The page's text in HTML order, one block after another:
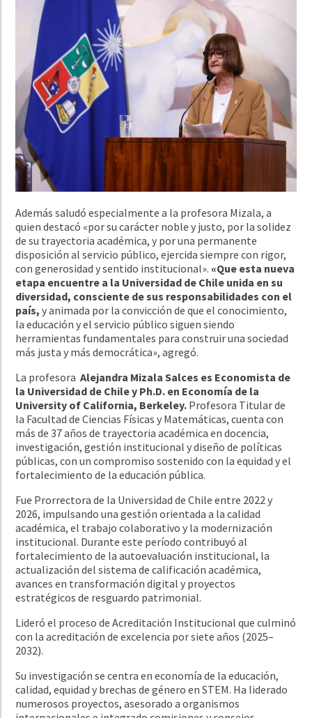
Además saludó especialmente a la profesora Mizala, a
quien destacó «por su carácter noble y justo, por la solidez
de su trayectoria académica, y por una permanente
disposición al servicio público, ejercida siempre con rigor,
con generosidad y sentido institucional». «Que esta nueva
etapa encuentre a la Universidad de Chile unida en su
diversidad, consciente de sus responsabilidades con el
país,y animada por la convicción de que el conocimiento,
la educación y el servicio público siguen siendo
herramientas fundamentales para construir una sociedad
más justa y más democrática», agregó.
La profesoraAlejandra Mizala Salces es Economista de
la Universidad de Chile y Ph.D. en Economía de la
University of California, Berkeley. Profesora Titular de
la Facultad de Ciencias Físicas y Matemáticas, cuenta con
más de 37 años de trayectoria académica en docencia,
investigación, gestión institucional y diseño de políticas
públicas, con un compromiso sostenido con la equidad y el
fortalecimiento de la educación pública.
Fue Prorrectora de la Universidad de Chile entre 2022 y
2026, impulsando una gestión orientada a la calidad
académica, el trabajo colaborativo y la modernización
institucional. Durante este período contribuyó al
fortalecimiento de la autoevaluación institucional, la
actualización del sistema de calificación académica,
avances en transformación digital y proyectos
estratégicos de resguardo patrimonial.
Lideró el proceso de Acreditación Institucional que culminó
con la acreditación de excelencia por siete años (2025–
2032).
Su investigación se centra en economía de la educación,
calidad, equidad y brechas de género en STEM. Ha liderado
numerosos proyectos, asesorado a organismos